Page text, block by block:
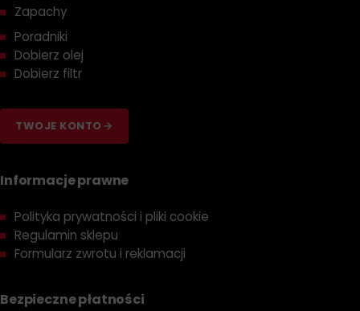
Zapachy
Poradniki
Dobierz olej
Dobierz filtr
TWOJE KONTO
Informacje prawne
Polityka prywatności i pliki cookie
Regulamin sklepu
Formularz zwrotu i reklamacji
Bezpieczne płatności